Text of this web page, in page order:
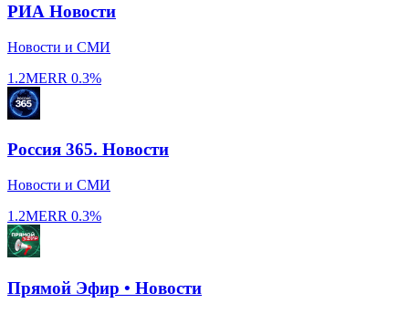
РИА Новости
Новости и СМИ
1.2MERR 0.3%
Россия 365. Новости
Новости и СМИ
1.2MERR 0.3%
Прямой Эфир • Новости